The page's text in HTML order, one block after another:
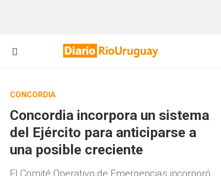
CONCORDIA
Concordia incorpora un sistema
del Ejército para anticiparse a
una posible creciente
El Comité Operativo de Emergencias incorporó